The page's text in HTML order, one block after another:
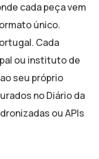
cada peça vem
único.
Cada
ou instituto de
seu próprio
no Diário da
ou APIs